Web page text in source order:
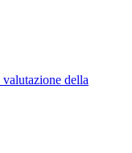
della